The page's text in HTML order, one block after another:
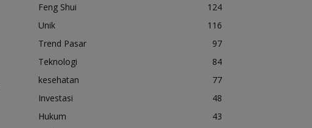
Feng Shui
124
Unik
116
Trend Pasar
97
Teknologi
84
kesehatan
77
Investasi
48
Hukum
43